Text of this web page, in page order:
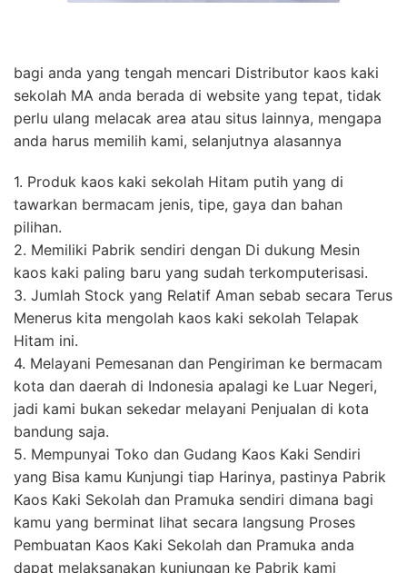
bagi anda yang tengah mencari Distributor kaos kaki
sekolah MA anda berada di website yang tepat, tidak
perlu ulang melacak area atau situs lainnya, mengapa
anda harus memilih kami, selanjutnya alasannya
1. Produk kaos kaki sekolah Hitam putih yang di
tawarkan bermacam jenis, tipe, gaya dan bahan
pilihan.
2. Memiliki Pabrik sendiri dengan Di dukung Mesin
kaos kaki paling baru yang sudah terkomputerisasi.
3. Jumlah Stock yang Relatif Aman sebab secara Terus
Menerus kita mengolah kaos kaki sekolah Telapak
Hitam ini.
4. Melayani Pemesanan dan Pengiriman ke bermacam
kota dan daerah di Indonesia apalagi ke Luar Negeri,
jadi kami bukan sekedar melayani Penjualan di kota
bandung saja.
5. Mempunyai Toko dan Gudang Kaos Kaki Sendiri
yang Bisa kamu Kunjungi tiap Harinya, pastinya Pabrik
Kaos Kaki Sekolah dan Pramuka sendiri dimana bagi
kamu yang berminat lihat secara langsung Proses
Pembuatan Kaos Kaki Sekolah dan Pramuka anda
dapat melaksanakan kunjungan ke Pabrik kami